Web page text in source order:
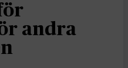
andra